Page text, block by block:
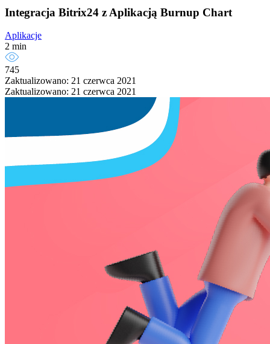
Integracja Bitrix24 z Aplikacją Burnup Chart
Aplikacje
2 min
745
Zaktualizowano: 21 czerwca 2021
Zaktualizowano: 21 czerwca 2021